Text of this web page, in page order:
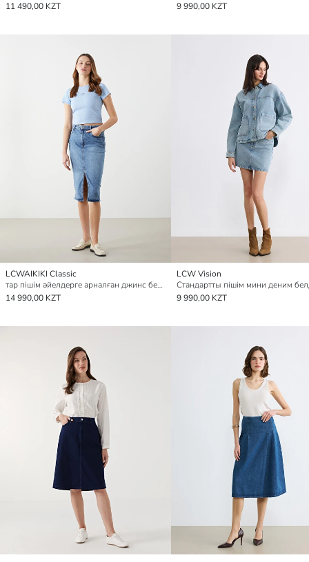
11 490,00 KZT
9 990,00 KZT
LCWAIKIKI Classic
тар пішім әйелдерге арналған джинс белдемше
14 990,00 KZT
LCW Vision
Стандартты пішім мини деним
9 990,00 KZT